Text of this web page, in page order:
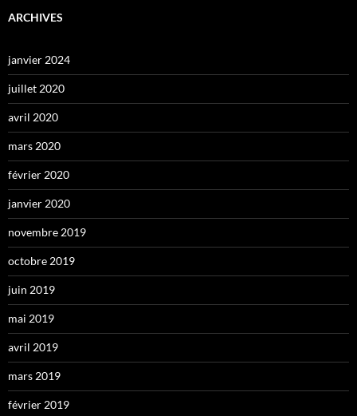
ARCHIVES
janvier 2024
juillet 2020
avril 2020
mars 2020
février 2020
janvier 2020
novembre 2019
octobre 2019
juin 2019
mai 2019
avril 2019
mars 2019
février 2019